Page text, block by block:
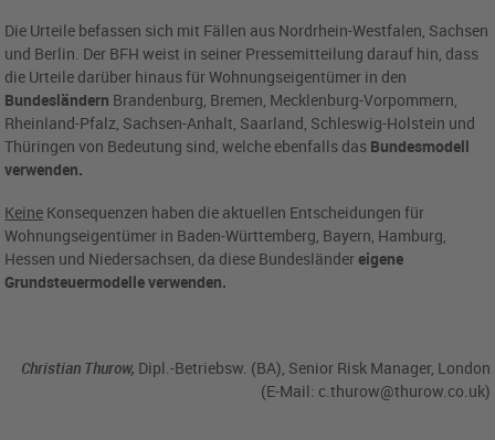
Die Urteile befassen sich mit Fällen aus Nordrhein-Westfalen, Sachsen
und Berlin. Der BFH weist in seiner Pressemitteilung darauf hin, dass
die Urteile darüber hinaus für Wohnungseigentümer in den
Bundesländern Brandenburg, Bremen, Mecklenburg-Vorpommern,
Rheinland-Pfalz, Sachsen-Anhalt, Saarland, Schleswig-Holstein und
Thüringen von Bedeutung sind, welche ebenfalls das Bundesmodell
verwenden.
Keine Konsequenzen haben die aktuellen Entscheidungen für
Wohnungseigentümer in Baden-Württemberg, Bayern, Hamburg,
Hessen und Niedersachsen, da diese Bundesländereigene
Grundsteuermodelle verwenden.
Christian Thurow, Dipl.-Betriebsw. (BA), Senior Risk Manager, London
(E-Mail: c.thurow@thurow.co.uk)